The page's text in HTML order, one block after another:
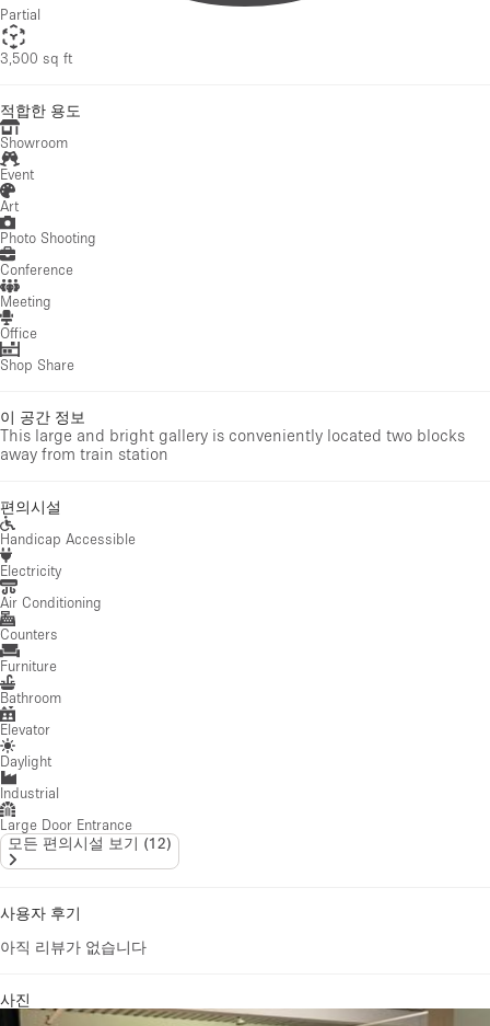
Partial
3,500 sq ft
적합한 용도
Showroom
Event
Art
Photo Shooting
Conference
Meeting
Office
Shop Share
이 공간 정보
This large and bright gallery is conveniently located two blocks
away from train station
편의시설
Handicap Accessible
Electricity
Air Conditioning
Counters
Furniture
Bathroom
Elevator
Daylight
Industrial
Large Door Entrance
모든 편의시설 보기 (12)
사용자 후기
아직 리뷰가 없습니다
사진